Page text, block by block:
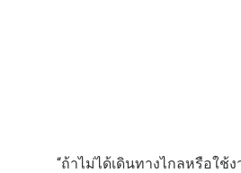
“ถ้าไม่ได้เดินทางไกลหรือใช้งา